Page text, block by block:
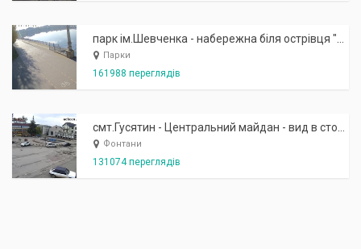
Парки
161988 переглядів
Фонтани
131074 переглядів